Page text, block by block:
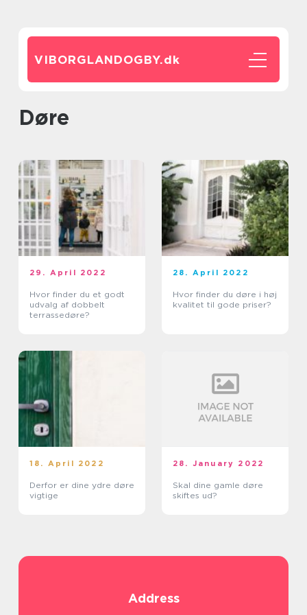
VIBORGLANDOGBY.dk
døre
29. April 2022
Hvor finder du et godt
udvalg af dobbelt
terrassedøre?
28. April 2022
Hvor finder du døre i høj
kvalitet til gode priser?
18. April 2022
Derfor er dine ydre døre
vigtige
28. January 2022
Skal dine gamle døre
skiftes ud?
Address